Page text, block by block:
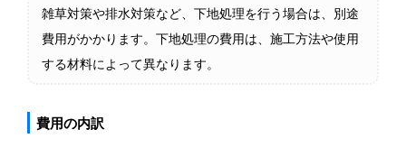
雑草対策や排水対策など、下地処理を行う場合は、別途
費用がかかります。下地処理の費用は、施工方法や使用
する材料によって異なります。
費用の内訳